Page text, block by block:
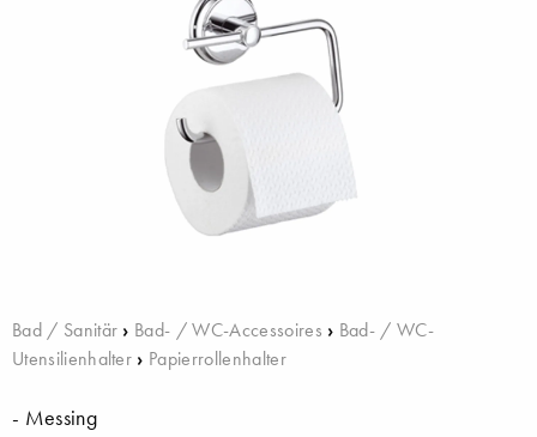
Bad / Sanitär › Bad- / WC-Accessoires › Bad- / WC-
Utensilienhalter › Papierrollenhalter
- Messing